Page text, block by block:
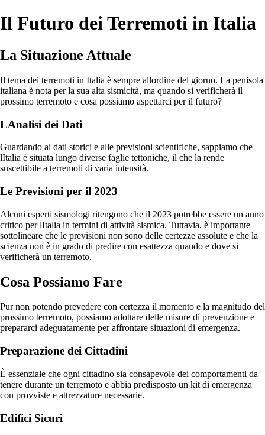
Il Futuro dei Terremoti in Italia
La Situazione Attuale
Il tema dei terremoti in Italia è sempre allordine del giorno. La penisola
italiana è nota per la sua alta sismicità, ma quando si verificherà il
prossimo terremoto e cosa possiamo aspettarci per il futuro?
LAnalisi dei Dati
Guardando ai dati storici e alle previsioni scientifiche, sappiamo che
lItalia è situata lungo diverse faglie tettoniche, il che la rende
suscettibile a terremoti di varia intensità.
Le Previsioni per il 2023
Alcuni esperti sismologi ritengono che il 2023 potrebbe essere un anno
critico per lItalia in termini di attività sismica. Tuttavia, è importante
sottolineare che le previsioni non sono delle certezze assolute e che la
scienza non è in grado di predire con esattezza quando e dove si
verificherà un terremoto.
Cosa Possiamo Fare
Pur non potendo prevedere con certezza il momento e la magnitudo del
prossimo terremoto, possiamo adottare delle misure di prevenzione e
prepararci adeguatamente per affrontare situazioni di emergenza.
Preparazione dei Cittadini
È essenziale che ogni cittadino sia consapevole dei comportamenti da
tenere durante un terremoto e abbia predisposto un kit di emergenza
con provviste e attrezzature necessarie.
Edifici Sicuri